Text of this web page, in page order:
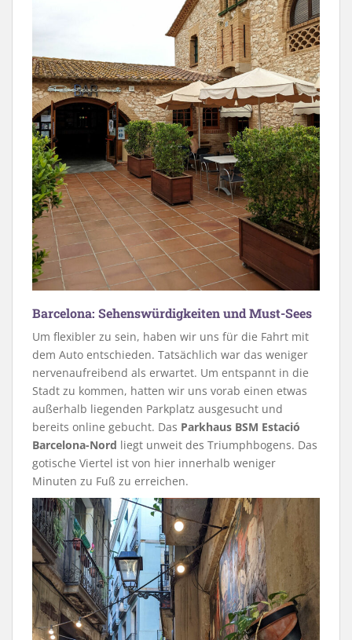
Barcelona: Sehenswürdigkeiten und Must-Sees
Um flexibler zu sein, haben wir uns für die Fahrt mit
dem Auto entschieden. Tatsächlich war das weniger
nervenaufreibend als erwartet. Um entspannt in die
Stadt zu kommen, hatten wir uns vorab einen etwas
außerhalb liegenden Parkplatz ausgesucht und
bereits online gebucht. Das Parkhaus BSM Estació
Barcelona-Nord liegt unweit des Triumphbogens. Das
gotische Viertel ist von hier innerhalb weniger
Minuten zu Fuß zu erreichen.